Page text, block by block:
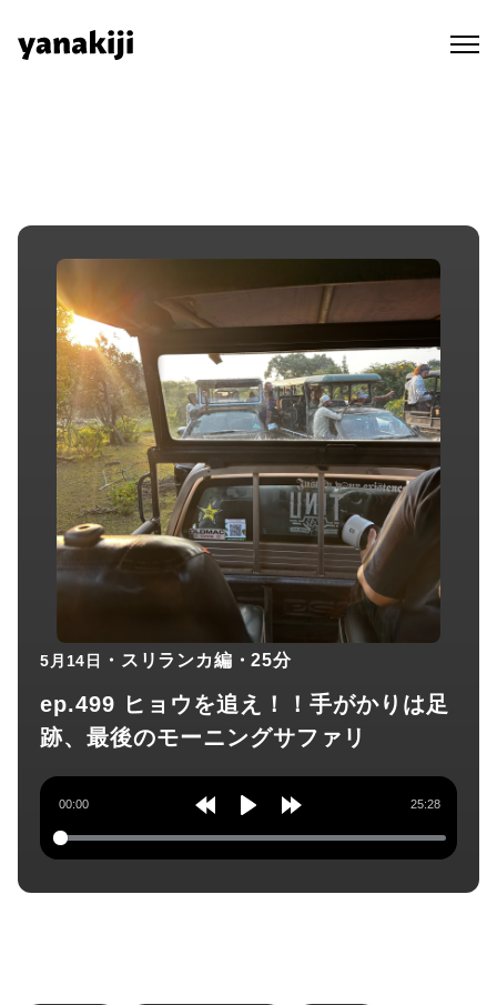
content
5月14日 ・スリランカ編 ・25分
ep.499 ヒョウを追え！！手がかりは足
跡、最後のモーニングサファリ
RewindPlay Forward
00:00 25:28